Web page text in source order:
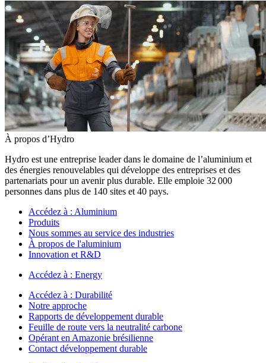
À propos d’Hydro
Hydro est une entreprise leader dans le domaine de l’aluminium et
des énergies renouvelables qui développe des entreprises et des
partenariats pour un avenir plus durable. Elle emploie 32 000
personnes dans plus de 140 sites et 40 pays.
Accédez à : Aluminium
Produits
Nous sommes au service des industries
À propos de l'aluminium
Innovation et R&D
Accédez à : Energy
Accédez à : Durabilité
Notre approche
Rapports de développement durable
Feuille de route vers la neutralité carbone
Opérant en Amazonie brésilienne
Contact développement durable